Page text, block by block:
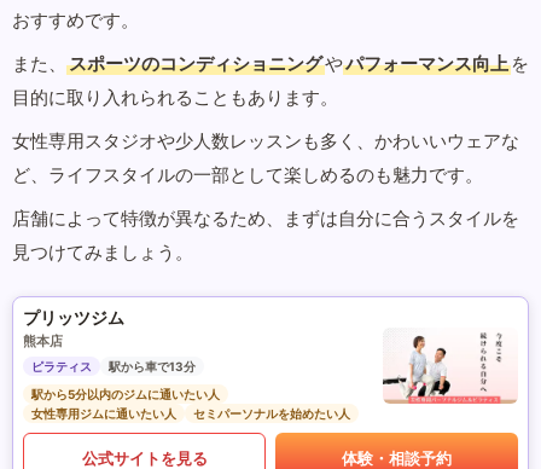
おすすめです。
また、
スポーツのコンディショニングやパフォーマンス向上 を
目的に取り入れられることもあります。
女性専用スタジオや少人数レッスンも多く、かわいいウェアな
ど、ライフスタイルの一部として楽しめるのも魅力です。
店舗によって特徴が異なるため、まずは自分に合うスタイルを
見つけてみましょう。
プリッツジム
熊本店
ピラティス
駅から車で13分
駅から5分以内のジムに通いたい人
女性専用ジムに通いたい人
セミパーソナルを始めたい人
公式サイトを見る 体験・相談予約